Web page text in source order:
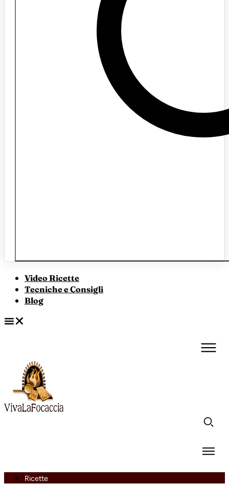
Video Ricette
Tecniche e Consigli
Blog
Ricette